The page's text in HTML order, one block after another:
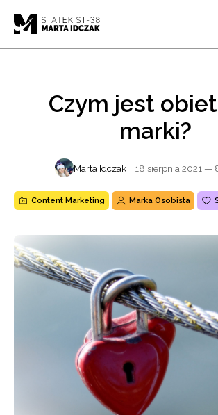
Czym jest
marki?
Marta Idczak 18 sierpnia 2021 —
Content Marketing Marka Osobista